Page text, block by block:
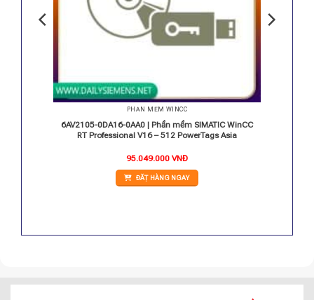
PHẦN MỀM WINCC
6AV2105-0DA16-0AA0 | Phần mềm SIMATIC WinCC
RT Professional V16 – 512 PowerTags Asia
95.049.000 VNĐ
ĐẶT HÀNG NGAY